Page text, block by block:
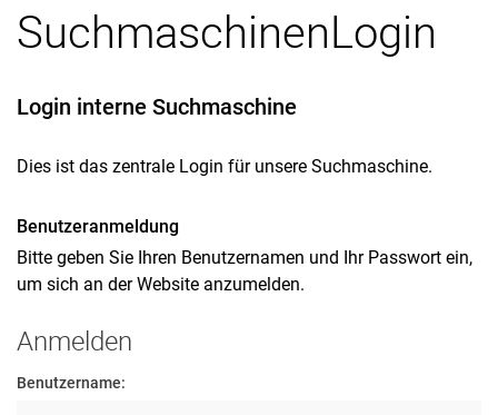
SuchmaschinenLogin
Login interne Suchmaschine
Dies ist das zentrale Login für unsere Suchmaschine.
Benutzeranmeldung
Bitte geben Sie Ihren Benutzernamen und Ihr Passwort ein,
um sich an der Website anzumelden.
Anmelden
Benutzername: